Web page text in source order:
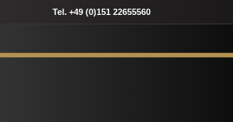
Tel. +49 (0)151 22655560